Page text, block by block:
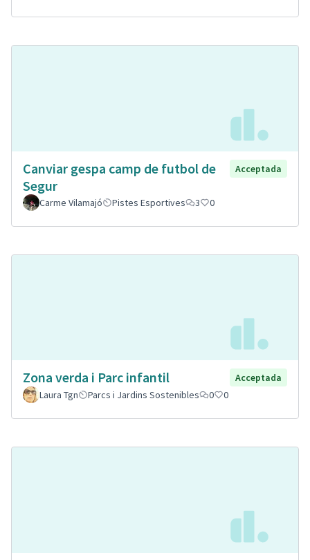
Canviar gespa camp de futbol de
Segur
Acceptada
Carme Vilamajó Pistes Esportives 3 0
Zona verda i Parc infantil
Acceptada
Laura Tgn
Parcs i Jardins Sostenibles 0 0